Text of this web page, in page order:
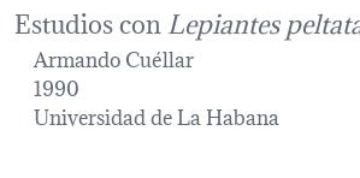
Estudios con Lepiantes
Armando Cuéllar
1990
Universidad de La Habana